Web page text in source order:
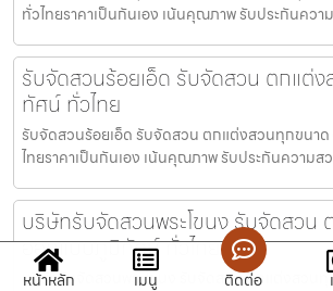
ทั่วไทยราคาเป็นกันเอง เน้นคุณภาพ รับประกันควา
รับจัดสวนร้อยเอ็ด รับจัดสวน ตกแต่
ทัศน์ ทั่วไทย
รับจัดสวนร้อยเอ็ด รับจัดสวน ตกแต่งสวนทุกขนา
ไทยราคาเป็นกันเอง เน้นคุณภาพ รับประกันความส
บริษัทรับจัดสวนพระโขนง รับจัดสวน
ออกแบบภูมิทัศน์ ทั่วไทย
บริษัทรับจัดสวนพระโขนง รับจัดสวน ตกแต่งสวน
หน้าหลัก เมนู ติดต่อ